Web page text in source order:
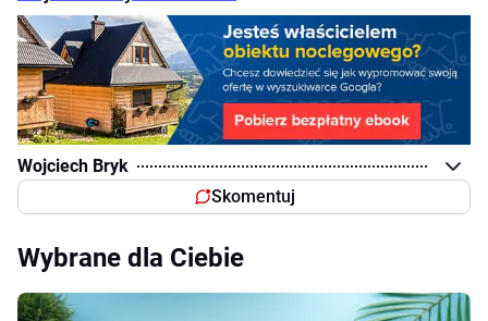
Wojciech Bryk
Skomentuj
Wybrane dla Ciebie